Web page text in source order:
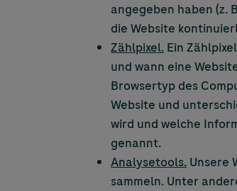
angegeben haben (z.
die Website
Zählpixel. Ein
und wann eine
Browsertyp des
Website und
wird und welche
genannt.
Analysetools. Unsere
sammeln. Unter